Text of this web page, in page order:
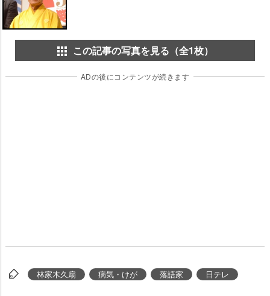
この記事の写真を見る（全1枚）
ADの後にコンテンツが続きます
林家木久扇 病気・けが 落語家 日テレ